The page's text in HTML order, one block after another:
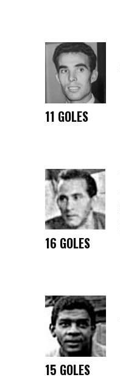
11 GOLES
16 GOLES
15 GOLES